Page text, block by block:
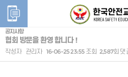
공지사항
협회 방문을 환영 합니다 !
작성자 관리자 16-06-25 23:55조회 2,587회 댓